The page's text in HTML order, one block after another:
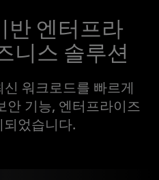
반 엔터프라
니스 솔루션
워크로드를 빠르게
안 기능, 엔터프라이즈
었습니다.